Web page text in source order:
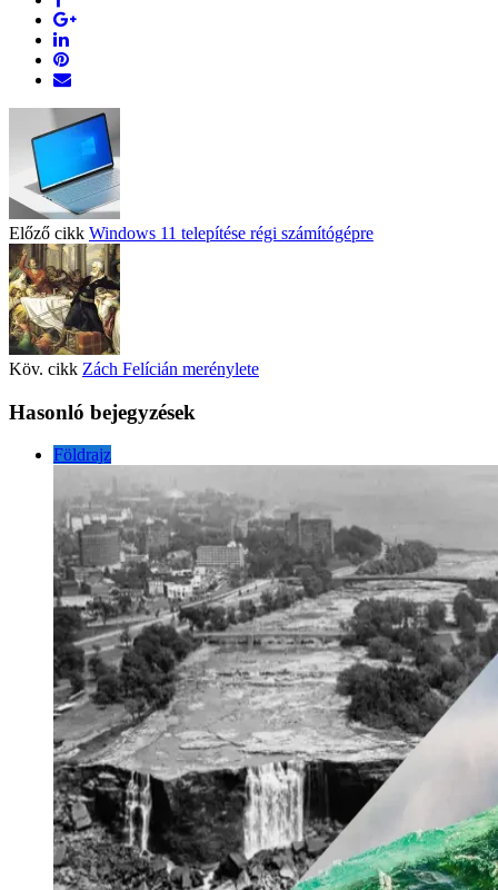
Előző cikk Windows 11 telepítése régi számítógépre
Köv. cikk Zách Felícián merénylete
Hasonló bejegyzések
Földrajz